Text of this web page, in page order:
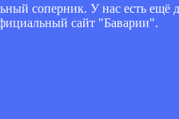
соперник. У нас есть
сайт "Баварии".